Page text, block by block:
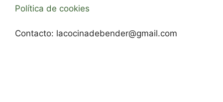
Política de cookies
Contacto: lacocinadebender@gmail.com